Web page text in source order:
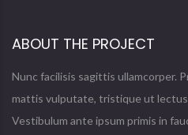
ABOUT THE PROJECT
Nunc facilisis sagittis ullamcorper.
mattis vulputate, tristique ut
Vestibulum ante ipsum primis in